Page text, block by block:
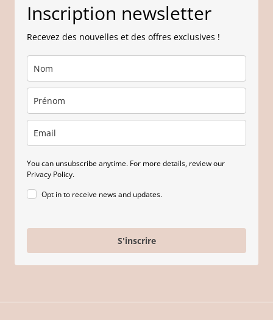
Inscription newsletter
Recevez des nouvelles et des offres exclusives !
You can unsubscribe anytime. For more details, review our
Privacy Policy.
Opt in to receive news and updates.
S'inscrire